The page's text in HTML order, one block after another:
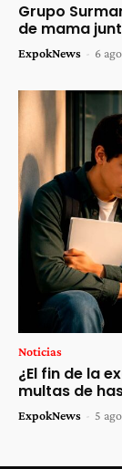
Grupo
de mama
ExpokNews - 6
Noticias
¿El fin de la
multas de
ExpokNews - 5